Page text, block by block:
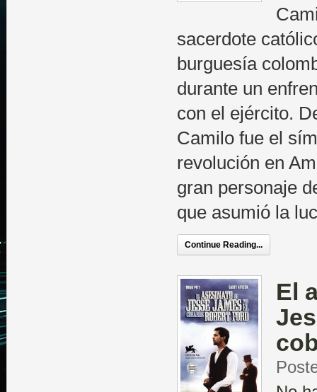
sacerdote
burguesía
durante un
con el ejército.
Camilo fue el
revolución en
gran personaje
que asumió la
Continue Reading...
El